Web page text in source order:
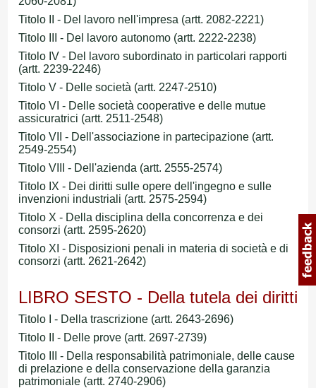
Titolo II - Del lavoro nell'impresa (artt. 2082-2221)
Titolo III - Del lavoro autonomo (artt. 2222-2238)
Titolo IV - Del lavoro subordinato in particolari rapporti
(artt. 2239-2246)
Titolo V - Delle società (artt. 2247-2510)
Titolo VI - Delle società cooperative e delle mutue
assicuratrici (artt. 2511-2548)
Titolo VII - Dell'associazione in partecipazione (artt.
2549-2554)
Titolo VIII - Dell'azienda (artt. 2555-2574)
Titolo IX - Dei diritti sulle opere dell'ingegno e sulle
invenzioni industriali (artt. 2575-2594)
Titolo X - Della disciplina della concorrenza e dei
consorzi (artt. 2595-2620)
Titolo XI - Disposizioni penali in materia di società e di
consorzi (artt. 2621-2642)
LIBRO SESTO - Della tutela dei diritti
Titolo I - Della trascrizione (artt. 2643-2696)
Titolo II - Delle prove (artt. 2697-2739)
Titolo III - Della responsabilità patrimoniale, delle cause
di prelazione e della conservazione della garanzia
patrimoniale (artt. 2740-2906)